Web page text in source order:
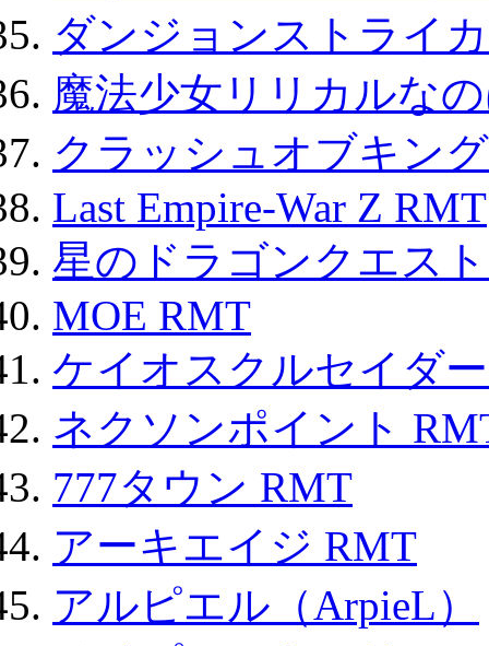
ダンジョンストライ
魔法少女リリカルな
クラッシュオブキン
Last Empire-War Z RMT
星のドラゴンクエス
MOE RMT
ケイオスクルセイダ
ネクソンポイント
777タウン RMT
アーキエイジ RMT
アルピエル（ArpieL）